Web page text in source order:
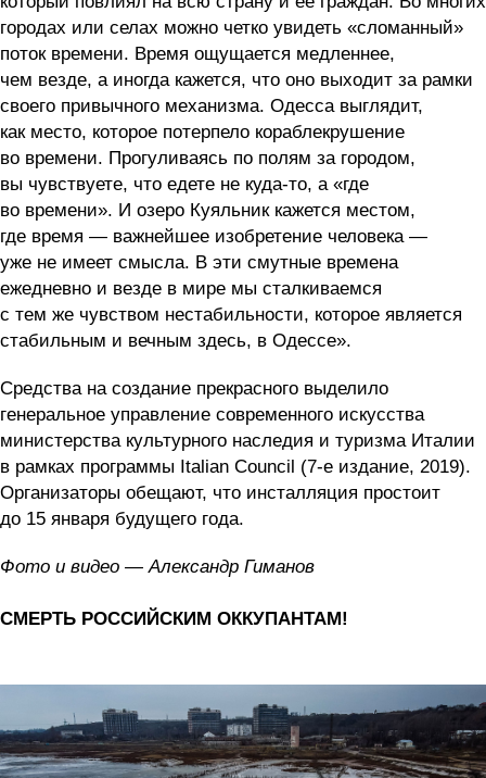
городах или селах можно четко увидеть «сломанный»
поток времени. Время ощущается медленнее,
чем везде, а иногда кажется, что оно выходит за рамки
своего привычного механизма. Одесса выглядит,
как место, которое потерпело кораблекрушение
во времени. Прогуливаясь по полям за городом,
вы чувствуете, что едете не куда-то, а «где
во времени». И озеро Куяльник кажется местом,
где время — важнейшее изобретение человека —
уже не имеет смысла. В эти смутные времена
ежедневно и везде в мире мы сталкиваемся
с тем же чувством нестабильности, которое является
стабильным и вечным здесь, в Одессе».
Средства на создание прекрасного выделило
генеральное управление современного искусства
министерства культурного наследия и туризма Италии
в рамках программы Italian Council (7-е издание, 2019).
Организаторы обещают, что инсталляция простоит
до 15 января будущего года.
Фото и видео — Александр Гиманов
СМЕРТЬ РОССИЙСКИМ ОККУПАНТАМ!